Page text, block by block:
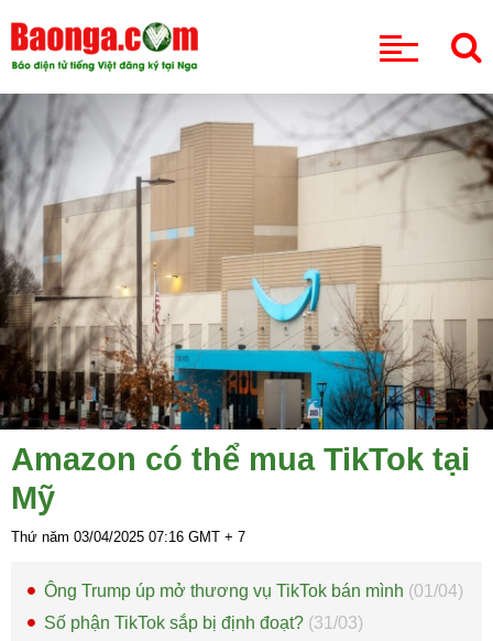
Amazon có thể mua TikTok tại
Mỹ
Thứ năm 03/04/2025 07:16 GMT + 7
Ông Trump úp mở thương vụ TikTok bán mình (01/04)
Số phận TikTok sắp bị định đoạt? (31/03)